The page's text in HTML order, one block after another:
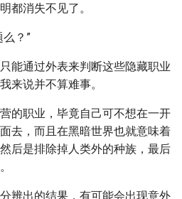
都消失不见了。
？”
能通过外表来判断这些隐藏职业
来说并不算难事。
的职业，毕竟自己可不想在一开
去，而且在黑暗世界也就意味着
后是排除掉人类外的种族，最后
辨出的结果，有可能会出现意外